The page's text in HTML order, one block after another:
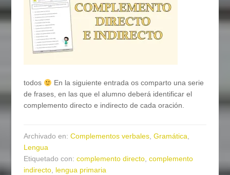
todos
En la siguiente entrada os comparto una serie
de frases, en las que el alumno deberá identificar el
complemento directo e indirecto de cada oración.
Archivado en:Complementos verbales,Gramática,
Lengua
Etiquetado con:complemento directo,complemento
indirecto, lengua primaria